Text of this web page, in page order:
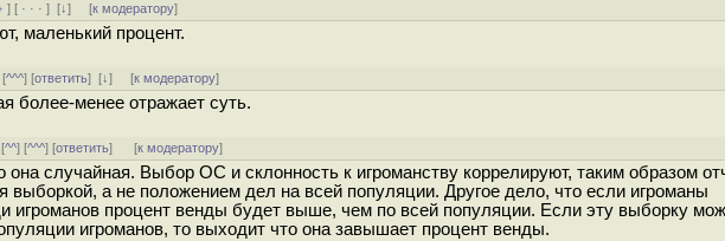
] [ · · ·][↓] [к модератору]
маленький процент.
[^^^] [ответить][↓] [к модератору]
более-менее отражает суть.
^^] [^^^] [ответить] [к модератору]
случайная. Выбор ОС и склонность к игроманству коррелируют, таким образом
выборкой, а не положением дел на всей популяции. Другое дело, что если игроманы
игроманов процент венды будет выше, чем по всей популяции. Если эту выборку
игроманов, то выходит что она завышает процент венды.